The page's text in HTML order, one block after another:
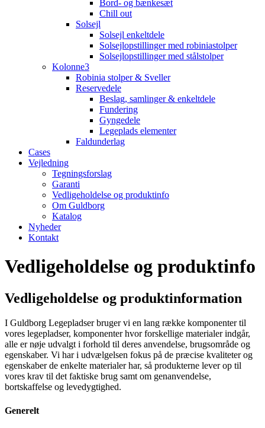
Bord- og bænkesæt
Chill out
Solsejl
Solsejl enkeltdele
Solsejlopstillinger med robiniastolper
Solsejlopstillinger med stålstolper
Kolonne3
Robinia stolper & Sveller
Reservedele
Beslag, samlinger & enkeltdele
Fundering
Gyngedele
Legeplads elementer
Faldunderlag
Cases
Vejledning
Tegningsforslag
Garanti
Vedligeholdelse og produktinfo
Om Guldborg
Katalog
Nyheder
Kontakt
Vedligeholdelse og produktinfo
Vedligeholdelse og produktinformation
I Guldborg Legepladser bruger vi en lang række komponenter til
vores legepladser, komponenter hvor forskellige materialer indgår,
alle er nøje udvalgt i forhold til deres anvendelse, brugsområde og
egenskaber. Vi har i udvælgelsen fokus på de præcise kvaliteter og
egenskaber de enkelte materialer har, så produkterne lever op til
vores krav til det faktiske brug samt om genanvendelse,
bortskaffelse og levedygtighed.
Generelt